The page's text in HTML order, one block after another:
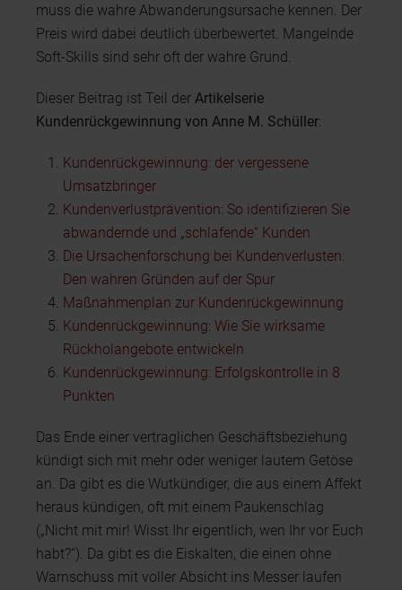
muss die wahre Abwanderungsursache kennen. Der
Preis wird dabei deutlich überbewertet. Mangelnde
Soft-Skills sind sehr oft der wahre Grund.
Dieser Beitrag ist Teil der Artikelserie
Kundenrückgewinnung von Anne M. Schüller:
Kundenrückgewinnung: der vergessene
Umsatzbringer
Kundenverlustprävention: So identifizieren Sie
abwandernde und „schlafende“ Kunden
Die Ursachenforschung bei Kundenverlusten:
Den wahren Gründen auf der Spur
Maßnahmenplan zur Kundenrückgewinnung
Kundenrückgewinnung: Wie Sie wirksame
Rückholangebote entwickeln
Kundenrückgewinnung: Erfolgskontrolle in 8
Punkten
Das Ende einer vertraglichen Geschäftsbeziehung
kündigt sich mit mehr oder weniger lautem Getöse
an. Da gibt es die Wutkündiger, die aus einem Affekt
heraus kündigen, oft mit einem Paukenschlag
(„Nicht mit mir! Wisst Ihr eigentlich, wen Ihr vor Euch
habt?“). Da gibt es die Eiskalten, die einen ohne
Warnschuss mit voller Absicht ins Messer laufen